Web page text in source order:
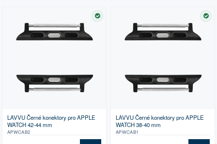
SKLADEM
LAVVU Černé konektory pro APPLE
WATCH 42-44 mm
APWCAB2
LAVVU Černé konektory pro APPLE
WATCH 38-40 mm
APWCAB1